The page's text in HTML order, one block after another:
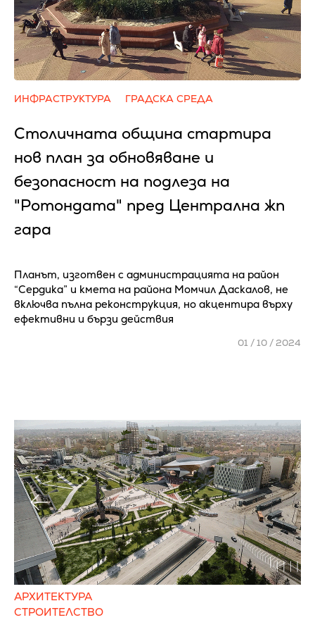
ИНФРАСТРУКТУРА ГРАДСКА СРЕДА
Столичната община стартира
нов план за обновяване и
безопасност на подлеза на
"Ротондата" пред Централна жп
гара
Планът, изготвен с администрацията на район
“Сердика” и кмета на района Момчил Даскалов, не
включва пълна реконструкция, но акцентира върху
ефективни и бързи действия
01 / 10 / 2024
АРХИТЕКТУРА
СТРОИТЕЛСТВО